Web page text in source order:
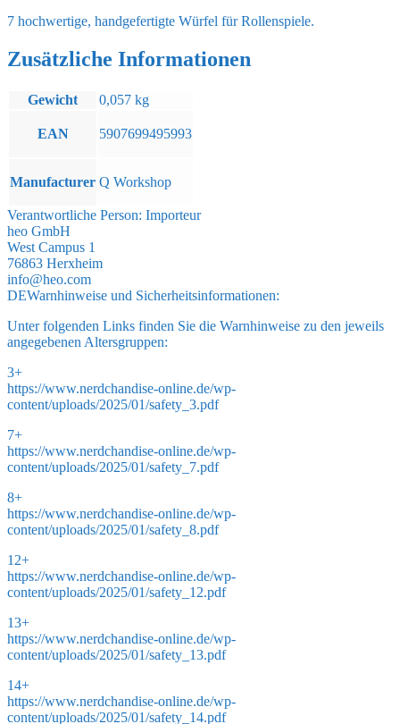
7 hochwertige, handgefertigte Würfel für Rollenspiele.
Zusätzliche Informationen
Gewicht 0,057 kg
EAN 5907699495993
Manufacturer Q Workshop
Verantwortliche Person: Importeur
heo GmbH
West Campus 1
76863 Herxheim
info@heo.com
DEWarnhinweise und Sicherheitsinformationen:
Unter folgenden Links finden Sie die Warnhinweise zu den jeweils
angegebenen Altersgruppen:
3+
https://www.nerdchandise-online.de/wp-
content/uploads/2025/01/safety_3.pdf
7+
https://www.nerdchandise-online.de/wp-
content/uploads/2025/01/safety_7.pdf
8+
https://www.nerdchandise-online.de/wp-
content/uploads/2025/01/safety_8.pdf
12+
https://www.nerdchandise-online.de/wp-
content/uploads/2025/01/safety_12.pdf
13+
https://www.nerdchandise-online.de/wp-
content/uploads/2025/01/safety_13.pdf
14+
https://www.nerdchandise-online.de/wp-
content/uploads/2025/01/safety_14.pdf